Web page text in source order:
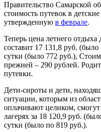
Правительство Самарской
стоимость путевок в
утвержденную в феврале.
Теперь цена летнего отдыха
составит 17 131,8 руб.
сутки (было 772 руб.),
прежней – 290 рублей.
путевки.
Дети-сироты и дети,
ситуации, которым из
оплачивают целиком,
лагерях за 18 120,9 руб.
сутки (было по 819 руб.).